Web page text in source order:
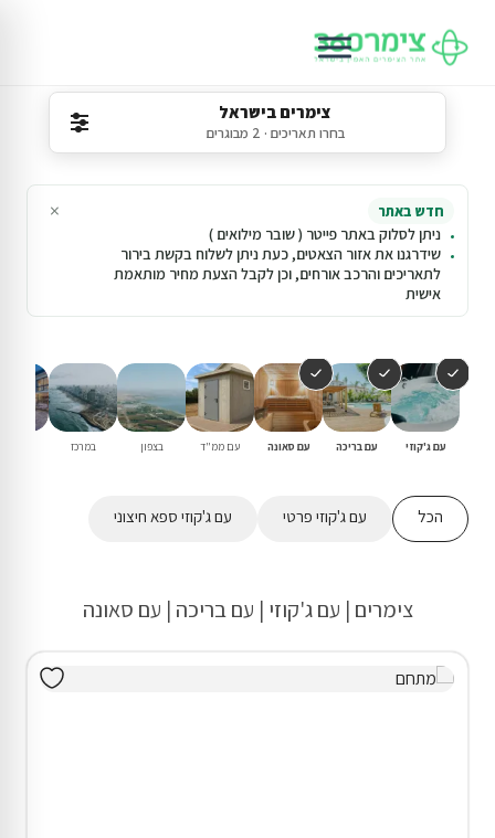
צימרים בישראל
בחרו תאריכים · 2 מבוגרים
חדש באתר
ניתן לסלוק באתר פייטר ( שובר מילואים )
שידרגנו את אזור הצאטים, כעת ניתן לשלוח בקשת בירור
לתאריכים והרכב אורחים, וכן לקבל הצעת מחיר מותאמת
אישית
×
עם ג'קוזי עם בריכה עם סאונה עם ממ"ד בצפון במרכז
הכל עם ג'קוזי פרטי עם ג'קוזי ספא חיצוני
צימרים | עם ג'קוזי | עם בריכה | עם סאונה